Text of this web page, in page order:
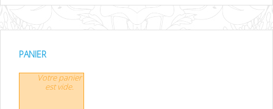
PANIER
Votre panier
est vide.